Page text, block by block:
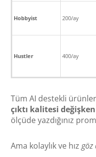
Hobbyist 200/ay
Hustler 400/ay
Tüm AI destekli
çıktı kalitesi
ölçüde yazdığınız
Ama kolaylık ve hızgöz